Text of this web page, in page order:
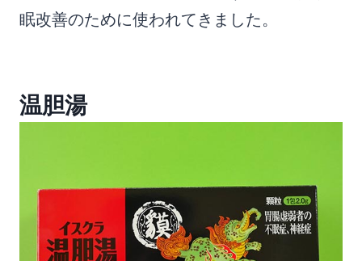
眠改善のために使われてきました。
温胆湯